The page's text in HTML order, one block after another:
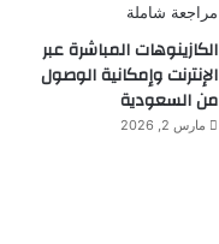
الكازينوهات المباشرة عبر
الإنترنت وإمكانية الوصول
من السعودية
مارس 2, 2026